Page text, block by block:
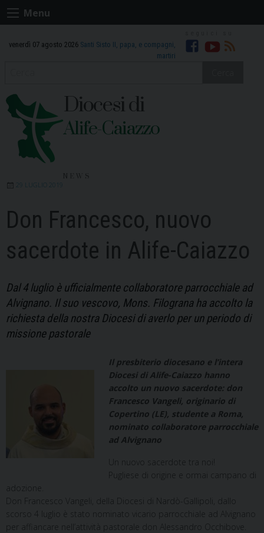
Skip
to
Menu
venerdì 07 agosto 2026 Santi Sisto II, papa, e compagni,
martiri
Facebook
Youtube
RSS
Diocesi di
Alife-Caiazzo
29 LUGLIO 2019
Don Francesco, nuovo
sacerdote in Alife-Caiazzo
Dal 4 luglio è ufficialmente collaboratore parrocchiale ad
Alvignano. Il suo vescovo, Mons. Filograna ha accolto la
richiesta della nostra Diocesi di averlo per un periodo di
missione pastorale
Il presbiterio diocesano e l’intera
Diocesi di Alife-Caiazzo hanno
accolto un nuovo sacerdote: don
Francesco Vangeli, originario di
Copertino (LE), studente a Roma,
nominato collaboratore parrocchiale
ad Alvignano
Un nuovo sacerdote tra noi!
Pugliese di origine e ormai campano di
adozione.
Don Francesco Vangeli, della Diocesi di Nardò-Gallipoli, dallo
scorso 4 luglio è stato nominato vicario parrocchiale ad Alvignano
per affiancare nell’attività pastorale don Alessandro Occhibove.